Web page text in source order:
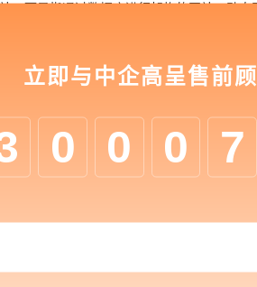
而是指通过数据库进行架构的网站，动态
和高级的功能，现在的网站基本上都是动态
），是用于描述网页
文档，网页的本质就是HTML，通过结合使
等），可以创造出功能强大的网页，因而，
之上的。
，常用数据库：Access，Sqlserver，mysql
定制化服务方面，高呈定制化平台的实施
服务，实现可衡量的营销效果。
立即与中企高呈售前
0 0 0 7